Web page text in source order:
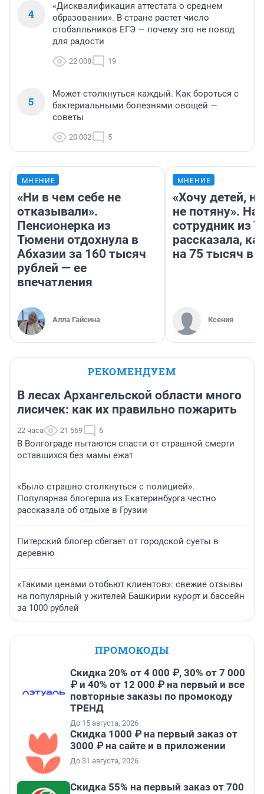
4
«Дисквалификация аттестата о среднем
образовании». В стране растет число
стобалльников ЕГЭ — почему это не повод
для радости
22 008 19
5
Может столкнуться каждый. Как бороться с
бактериальными болезнями овощей —
советы
20 002 5
МНЕНИЕ
«Ни в чем себе не
отказывали».
Пенсионерка из
Тюмени отдохнула в
Абхазии за 160 тысяч
рублей — ее
впечатления
Алла Гайсина
МНЕНИЕ
«Хочу детей,
не потяну».
сотрудник из
рассказала,
на 75 тысяч в
Ксения
РЕКОМЕНДУЕМ
В лесах Архангельской области много
лисичек: как их правильно пожарить
22 часа 21 569 6
В Волгограде пытаются спасти от страшной смерти
оставшихся без мамы ежат
«Было страшно столкнуться с полицией».
Популярная блогерша из Екатеринбурга честно
рассказала об отдыхе в Грузии
Питерский блогер сбегает от городской суеты в
деревню
«Такими ценами отобьют клиентов»: свежие отзывы
на популярный у жителей Башкирии курорт и бассейн
за 1000 рублей
ПРОМОКОДЫ
Скидка 20% от 4 000 ₽, 30% от 7 000
₽ и 40% от 12 000 ₽ на первый и все
повторные заказы по промокоду
ТРЕНД
До 15 августа, 2026
Скидка 1000 ₽ на первый заказ от
3000 ₽ на сайте и в приложении
До 31 августа, 2026
Скидка 55% на первый заказ от 700